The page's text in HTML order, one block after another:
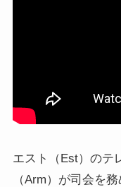
エスト（Est）のテ
（Arm）が司会を